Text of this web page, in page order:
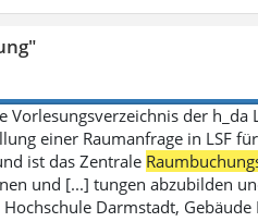
Vorlesungsverzeichnis der h_da
einer Raumanfrage in LSF
ist das Zentrale
und [...] tungen abzubilden
Darmstadt,